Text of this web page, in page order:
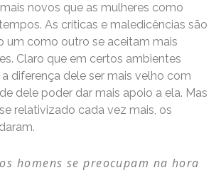
novos que as mulheres como
As críticas e maledicências são
um como outro se aceitam mais
Claro que em certos ambientes
a diferença dele ser mais velho com
dele poder dar mais apoio a ela. Mas
relativizado cada vez mais, os
homens se preocupam na hora